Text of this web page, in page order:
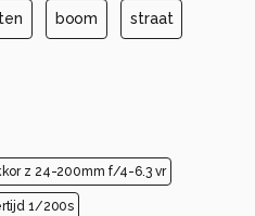
boom straat
z 24-200mm f/4-6.3 vr
1/200s